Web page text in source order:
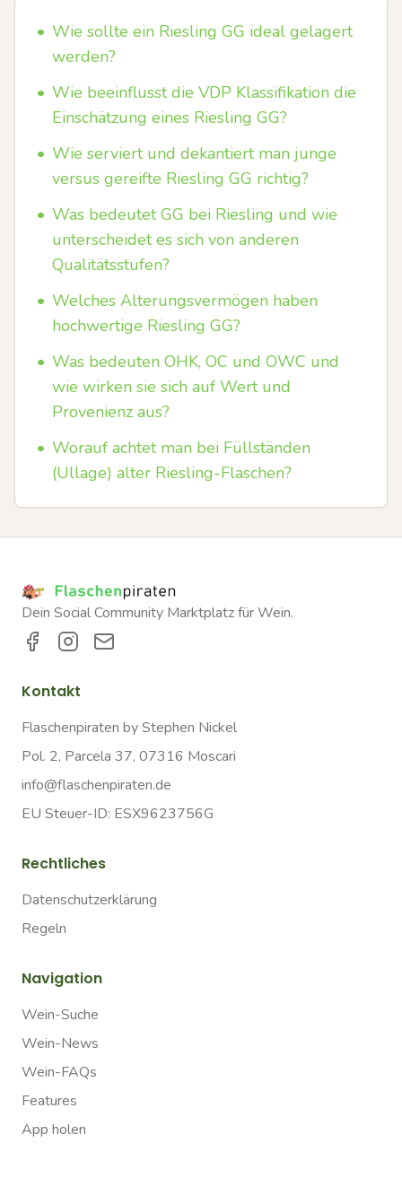
• Wie sollte ein Riesling GG ideal gelagert
werden?
• Wie beeinflusst die VDP Klassifikation die
Einschätzung eines Riesling GG?
• Wie serviert und dekantiert man junge
versus gereifte Riesling GG richtig?
• Was bedeutet GG bei Riesling und wie
unterscheidet es sich von anderen
Qualitätsstufen?
• Welches Alterungsvermögen haben
hochwertige Riesling GG?
• Was bedeuten OHK, OC und OWC und
wie wirken sie sich auf Wert und
Provenienz aus?
• Worauf achtet man bei Füllständen
(Ullage) alter Riesling-Flaschen?
Dein Social Community Marktplatz für Wein.
Kontakt
Flaschenpiraten by Stephen Nickel
Pol. 2, Parcela 37, 07316 Moscari
info@flaschenpiraten.de
EU Steuer-ID: ESX9623756G
Rechtliches
Datenschutzerklärung
Regeln
Navigation
Wein-Suche
Wein-News
Wein-FAQs
Features
App holen